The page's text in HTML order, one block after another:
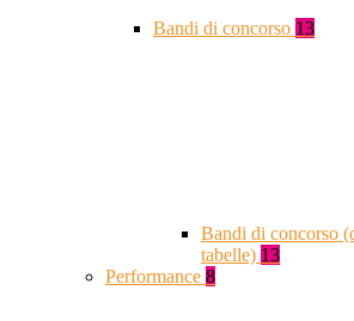
Bandi di concorso 13
Bandi di concorso
tabelle) 13
Performance 8